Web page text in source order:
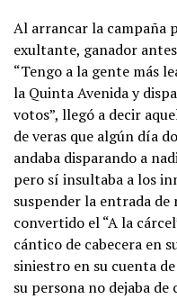
Al arrancar la campaña
exultante, ganador
“Tengo a la gente más
la Quinta Avenida y
votos”, llegó a decir
de veras que algún día
andaba disparando a
pero sí insultaba a los
suspender la entrada
convertido el “A la
cántico de cabecera en
siniestro en su cuenta
su persona no dejaba de